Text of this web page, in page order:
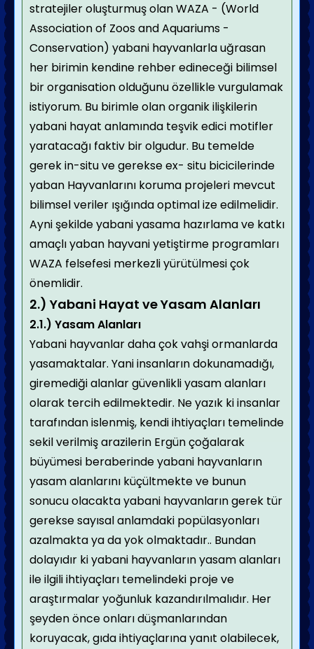
stratejiler oluşturmuş olan WAZA - (World
Association of Zoos and Aquariums -
Conservation) yabani hayvanlarla uğrasan
her birimin kendine rehber edineceği bilimsel
bir organisation olduğunu özellikle vurgulamak
istiyorum. Bu birimle olan organik ilişkilerin
yabani hayat anlamında teşvik edici motifler
yaratacağı faktiv bir olgudur. Bu temelde
gerek in-situ ve gerekse ex- situ bicicilerinde
yaban Hayvanlarını koruma projeleri mevcut
bilimsel veriler ışığında optimal ize edilmelidir.
Ayni şekilde yabani yasama hazırlama ve katkı
amaçlı yaban hayvani yetiştirme programları
WAZA felsefesi merkezli yürütülmesi çok
önemlidir.
2.) Yabani Hayat ve Yasam Alanları
2.1.) Yasam Alanları
Yabani hayvanlar daha çok vahşi ormanlarda
yasamaktalar. Yani insanların dokunamadığı,
giremediği alanlar güvenlikli yasam alanları
olarak tercih edilmektedir. Ne yazık ki insanlar
tarafından islenmiş, kendi ihtiyaçları temelinde
sekil verilmiş arazilerin Ergün çoğalarak
büyümesi beraberinde yabani hayvanların
yasam alanlarını küçültmekte ve bunun
sonucu olacakta yabani hayvanların gerek tür
gerekse sayısal anlamdaki popülasyonları
azalmakta ya da yok olmaktadır.. Bundan
dolayıdır ki yabani hayvanların yasam alanları
ile ilgili ihtiyaçları temelindeki proje ve
araştırmalar yoğunluk kazandırılmalıdır. Her
şeyden önce onları düşmanlarından
koruyacak, gıda ihtiyaçlarına yanıt olabilecek,